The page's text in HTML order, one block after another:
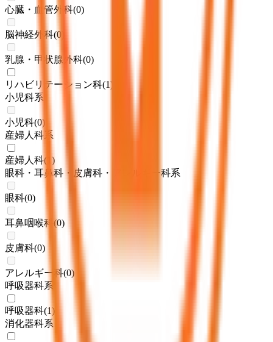
心臓・血管外科(0)
脳神経外科(0
乳腺・甲状腺外科(0)
リハビリテーション科(1)
小児科系
小児科(0)
産婦人科系
産婦人科( )
眼科・耳鼻科・皮膚科・アレルギー科系
眼科(0)
耳鼻咽喉科 (0)
皮膚科(0)
アレルギー科(0)
呼吸器科系
呼吸器科(1)
消化器科系